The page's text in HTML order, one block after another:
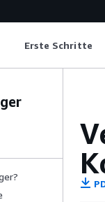
Erste Schritte